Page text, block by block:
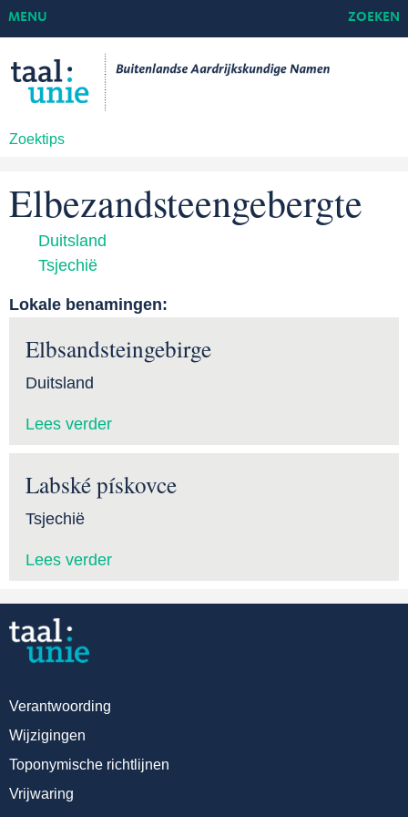
Zoektips
MENU ZOEKEN
Elbezandsteengebergte
Duitsland
Tsjechië
Lokale benamingen:
Elbsandsteingebirge
Duitsland
Lees verder
Labské pískovce
Tsjechië
Lees verder
Verantwoording
Wijzigingen
Toponymische richtlijnen
Vrijwaring